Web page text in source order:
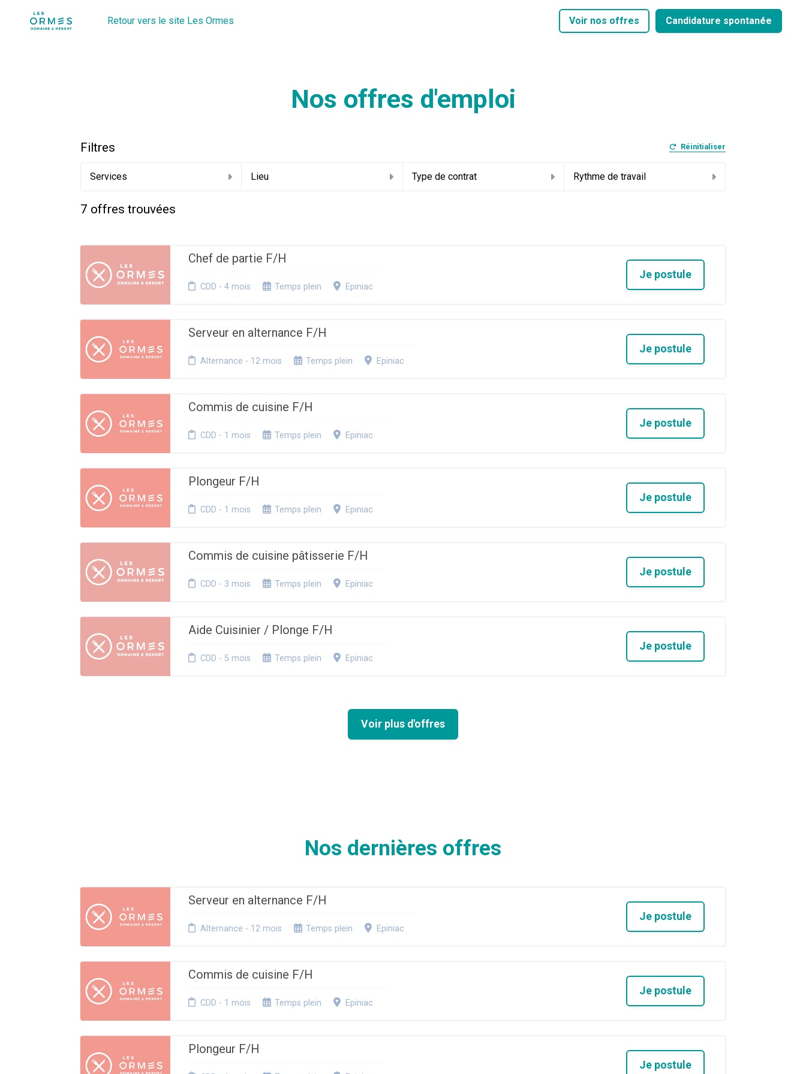
Retour vers le site Les Ormes Voir nos offres Candidature spontanée
Nos offres d'emploi
Filtres Réinitialiser
Services Lieu Type de contrat Rythme de travail
7 offres trouvées
Chef de partie F/H
CDD - 4 mois Temps plein Epiniac
Je postule
Serveur en alternance F/H
Alternance - 12 mois Temps plein Epiniac
Je postule
Commis de cuisine F/H
CDD - 1 mois Temps plein Epiniac
Je postule
Plongeur F/H
CDD - 1 mois Temps plein Epiniac
Je postule
Commis de cuisine pâtisserie F/H
CDD - 3 mois Temps plein Epiniac
Je postule
Aide Cuisinier / Plonge F/H
CDD - 5 mois Temps plein Epiniac
Je postule
Voir plus d'offres
Nos dernières offres
Serveur en alternance F/H
Alternance - 12 mois Temps plein Epiniac
Je postule
Commis de cuisine F/H
CDD - 1 mois Temps plein Epiniac
Je postule
Plongeur F/H
Je postule